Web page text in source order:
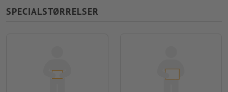
SPECIALSTØRRELSER